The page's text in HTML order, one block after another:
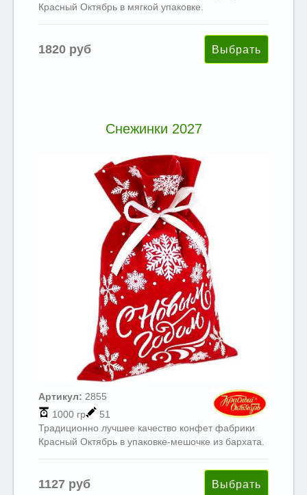
Красный Октябрь в мягкой упаковке.
1820 руб
Снежинки 2027
Артикул: 2855
1000 гр
51
Традиционно лучшее качество конфет фабрики
Красный Октябрь в упаковке-мешочке из бархата.
1127 руб